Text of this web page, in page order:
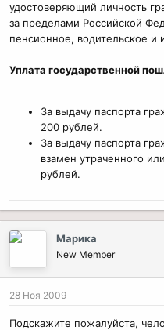
удостоверяющий личность
за пределами Российской
пенсионное, водительское и
Уплата государственной
За выдачу паспорта
200 рублей.
За выдачу паспорта
взамен утраченного
рублей.
Марика
New Member
28 Ноя 2009
Подскажите пожалуйста,